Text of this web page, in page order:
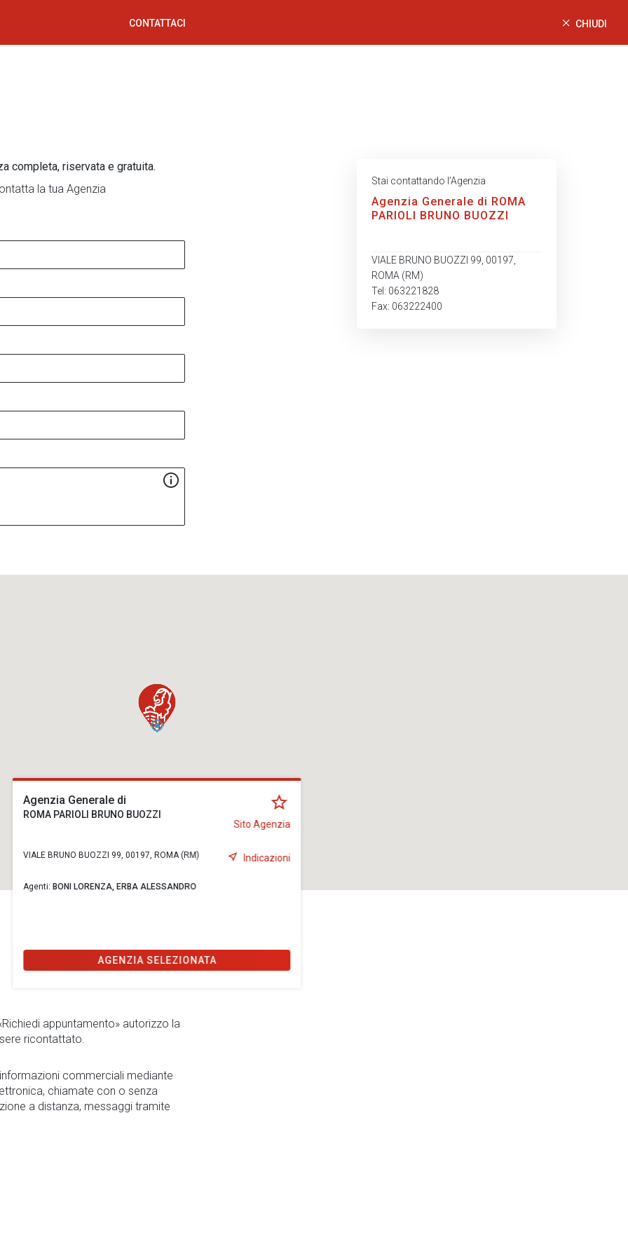
CONTATTACI CHIUDI
completa, riservata e gratuita.
la tua Agenzia
Stai contattando l’Agenzia
Agenzia Generale di ROMA
PARIOLI BRUNO BUOZZI
VIALE BRUNO BUOZZI 99, 00197,
ROMA (RM)
Tel: 063221828
Fax: 063222400
Agenzia Generale di
ROMA PARIOLI BRUNO BUOZZI
Sito Agenzia
VIALE BRUNO BUOZZI 99, 00197, ROMA (RM) Indicazioni
Agenti: BONI LORENZA, ERBA ALESSANDRO
AGENZIA SELEZIONATA
appuntamento» autorizzo la
ricontattato.
commerciali mediante
chiamate con o senza
a distanza, messaggi tramite